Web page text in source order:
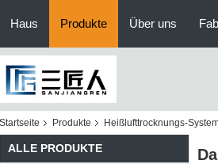
Haus Produkte Über uns
Startseite Produkte Heißlufttrocknungs-
ALLE PRODUKTE